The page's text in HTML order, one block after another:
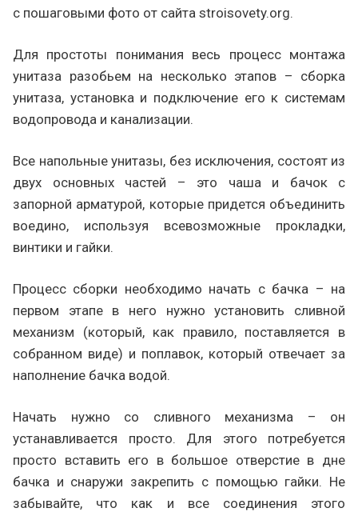
с пошаговыми фото от сайта stroisovety.org.
Для простоты понимания весь процесс монтажа
унитаза разобьем на несколько этапов – сборка
унитаза, установка и подключение его к системам
водопровода и канализации.
Все напольные унитазы, без исключения, состоят из
двух основных частей – это чаша и бачок с
запорной арматурой, которые придется объединить
воедино, используя всевозможные прокладки,
винтики и гайки.
Процесс сборки необходимо начать с бачка – на
первом этапе в него нужно установить сливной
механизм (который, как правило, поставляется в
собранном виде) и поплавок, который отвечает за
наполнение бачка водой.
Начать нужно со сливного механизма – он
устанавливается просто. Для этого потребуется
просто вставить его в большое отверстие в дне
бачка и снаружи закрепить с помощью гайки. Не
забывайте, что как и все соединения этого